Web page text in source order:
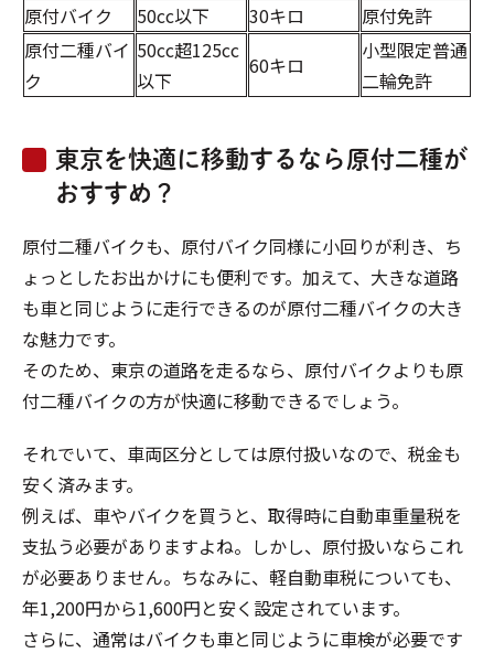
原付バイク
50cc以下 30キロ
原付免許
原付二種バイ
ク
50cc超125cc
以下
60キロ
小型限定普通
二輪免許
東京を快適に移動するなら原付二種が
おすすめ？
原付二種バイクも、原付バイク同様に小回りが利き、ち
ょっとしたお出かけにも便利です。加えて、大きな道路
も車と同じように走行できるのが原付二種バイクの大き
な魅力です。
そのため、東京の道路を走るなら、原付バイクよりも原
付二種バイクの方が快適に移動できるでしょう。
それでいて、車両区分としては原付扱いなので、税金も
安く済みます。
例えば、車やバイクを買うと、取得時に自動車重量税を
支払う必要がありますよね。しかし、原付扱いならこれ
が必要ありません。ちなみに、軽自動車税についても、
年1,200円から1,600円と安く設定されています。
さらに、通常はバイクも車と同じように車検が必要です